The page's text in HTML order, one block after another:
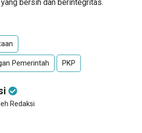
bersih dan berintegritas.
Pemerintah PKP
Redaksi